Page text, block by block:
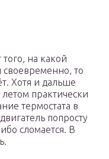
на какой
своевременно, то
Хотя и дальше
практически
термостата в
попросту
сломается. В